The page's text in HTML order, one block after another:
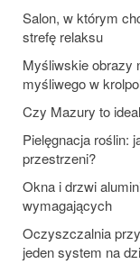
Salon, w którym
strefę relaksu
Myśliwskie obrazy
myśliwego w
Czy Mazury to
Pielęgnacja roślin:
przestrzeni?
Okna i drzwi
wymagających
Oczyszczalnia
jeden system na